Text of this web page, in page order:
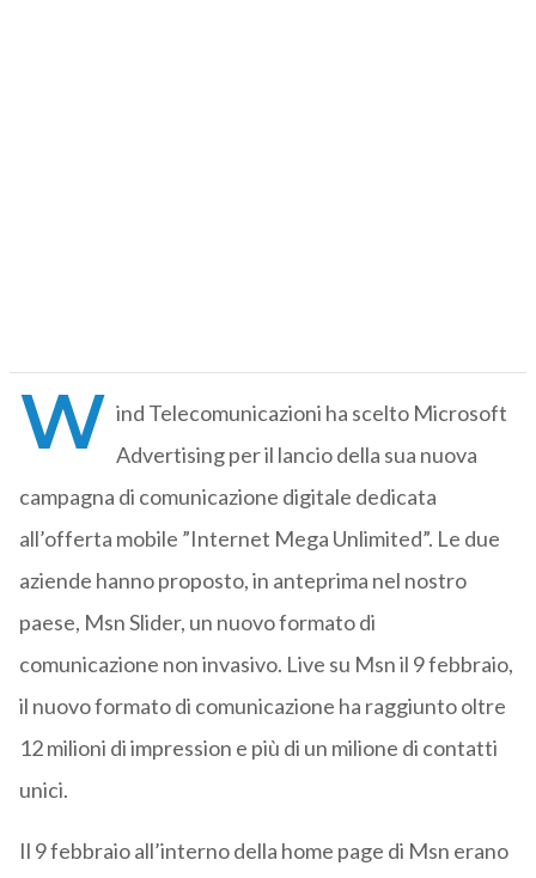
W ind Telecomunicazioni ha scelto Microsoft
Advertising per il lancio della sua nuova
campagna di comunicazione digitale dedicata
all’offerta mobile ”Internet Mega Unlimited”. Le due
aziende hanno proposto, in anteprima nel nostro
paese, Msn Slider, un nuovo formato di
comunicazione non invasivo. Live su Msn il 9 febbraio,
il nuovo formato di comunicazione ha raggiunto oltre
12 milioni di impression e più di un milione di contatti
unici.
Il 9 febbraio all’interno della home page di Msn erano